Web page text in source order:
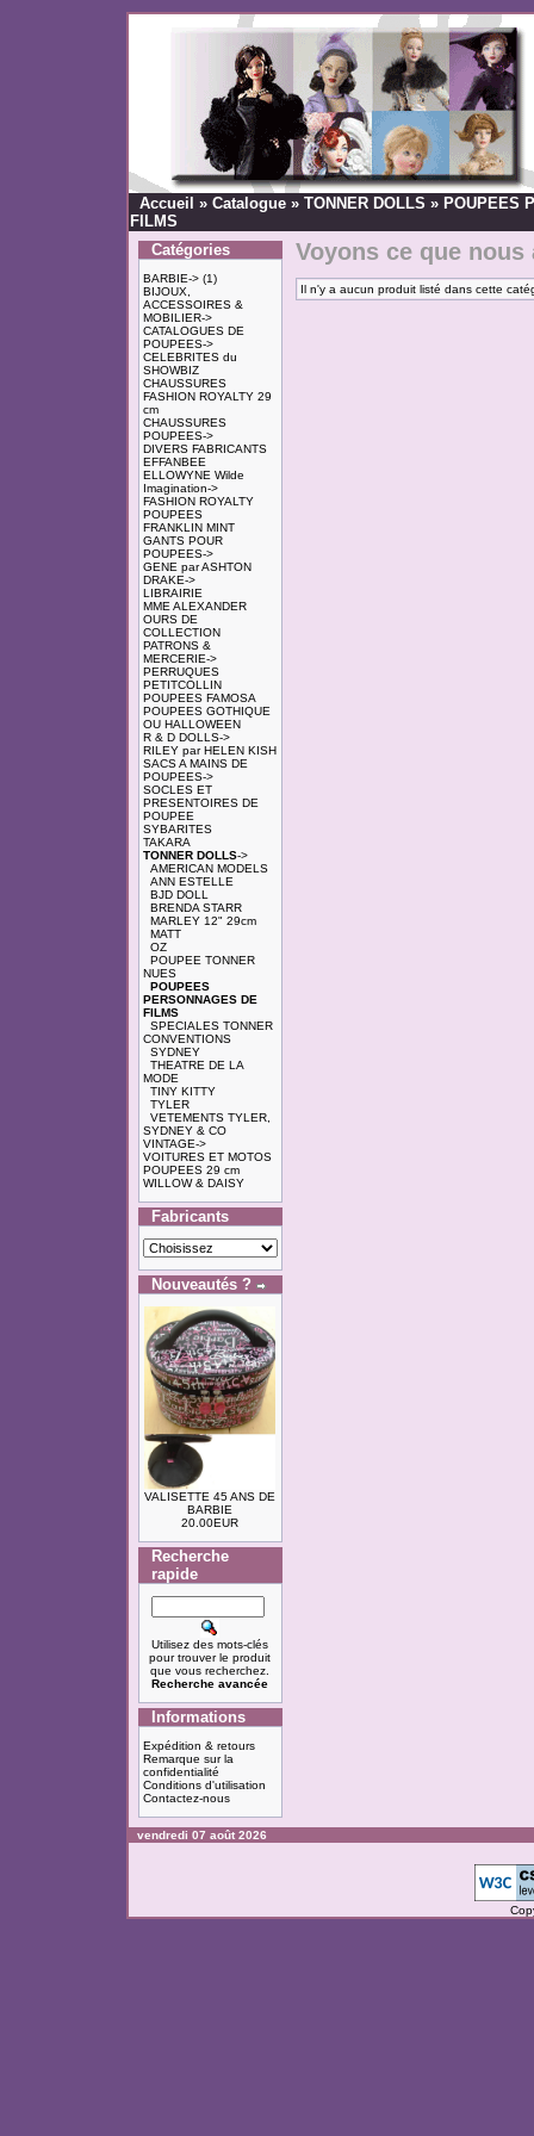
Accueil » Catalogue» TONNER DOLLS » POUPEES
FILMS
Catégories
BARBIE->(1)
BIJOUX,
ACCESSOIRES &
MOBILIER->
CATALOGUES DE
POUPEES->
CELEBRITES du
SHOWBIZ
CHAUSSURES
FASHION ROYALTY 29
cm
CHAUSSURES
POUPEES->
DIVERS FABRICANTS
EFFANBEE
ELLOWYNE Wilde
Imagination->
FASHION ROYALTY
POUPEES
FRANKLIN MINT
GANTS POUR
POUPEES->
GENE par ASHTON
DRAKE->
LIBRAIRIE
MME ALEXANDER
OURS DE
COLLECTION
PATRONS &
MERCERIE->
PERRUQUES
PETITCOLLIN
POUPEES FAMOSA
POUPEES GOTHIQUE
OU HALLOWEEN
R & D DOLLS->
RILEY par HELEN KISH
SACS A MAINS DE
POUPEES->
SOCLES ET
PRESENTOIRES DE
POUPEE
SYBARITES
TAKARA
TONNER DOLLS->
AMERICAN MODELS
ANN ESTELLE
BJD DOLL
BRENDA STARR
MARLEY 12" 29cm
MATT
OZ
POUPEE TONNER
NUES
POUPEES
PERSONNAGES DE
FILMS
SPECIALES TONNER
CONVENTIONS
SYDNEY
THEATRE DE LA
MODE
TINY KITTY
TYLER
VETEMENTS TYLER,
SYDNEY & CO
VINTAGE->
VOITURES ET MOTOS
POUPEES 29 cm
WILLOW & DAISY
Fabricants
Nouveautés ?
VALISETTE 45 ANS DE
BARBIE
20.00EUR
Recherche
rapide
Utilisez des mots-clés
pour trouver le produit
que vous recherchez.
Recherche avancée
Informations
Expédition & retours
Remarque sur la
confidentialité
Conditions d'utilisation
Contactez-nous
Voyons ce que nous
Il n'y a aucun produit listé dans cette
vendredi 07 août 2026